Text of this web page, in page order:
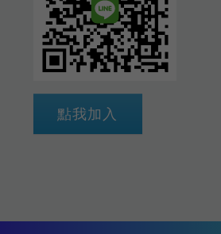
點我加入